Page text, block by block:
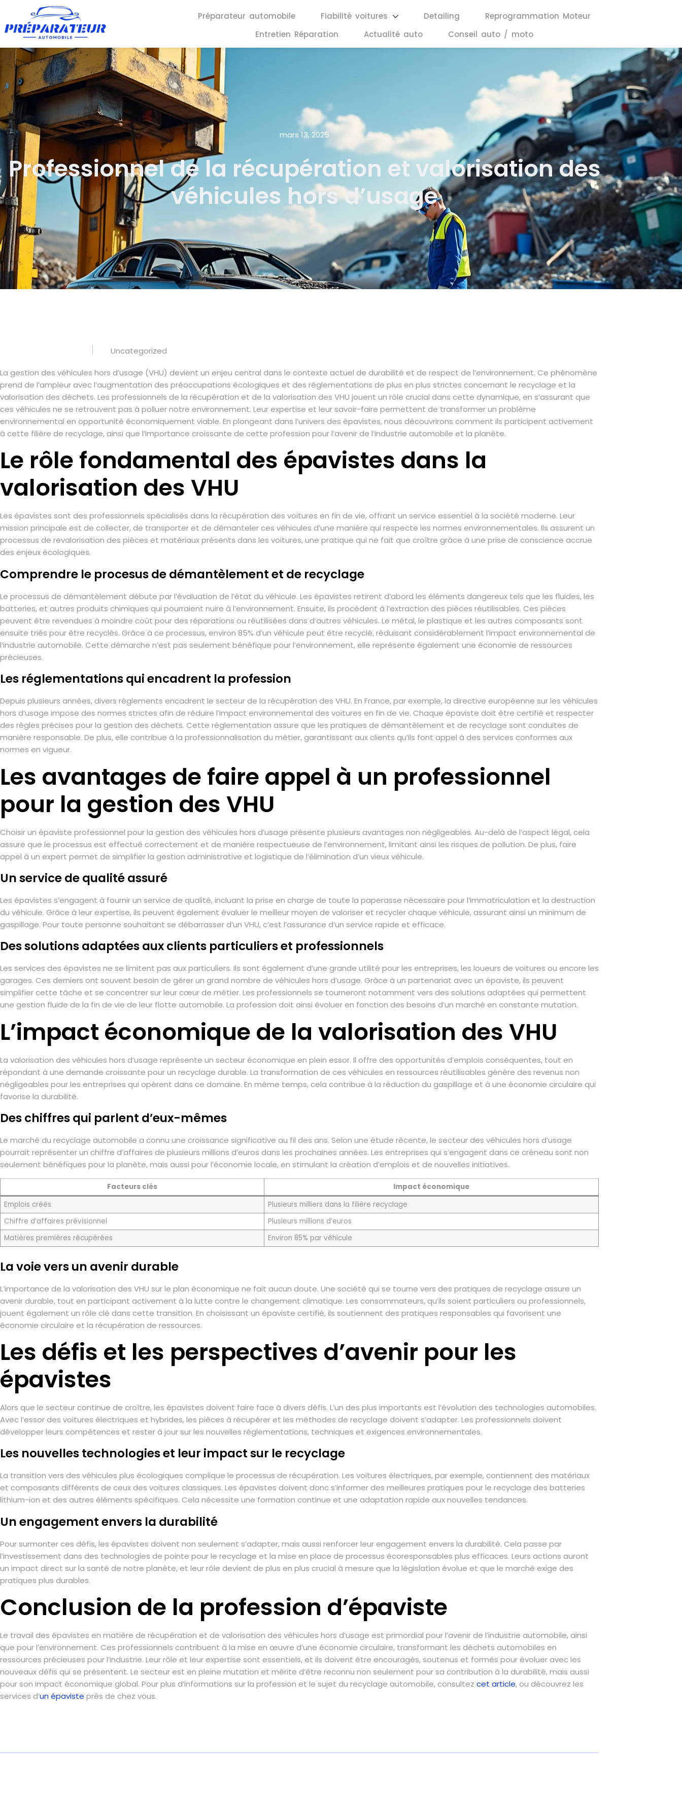
Préparateur automobile Fiabilité voitures Detailing
Reprogrammation Moteur
Entretien Réparation
Actualité auto Conseil auto / moto
mars 13, 2025
Professionnel de la récupération et valorisation des
véhicules hors d’usage
Uncategorized
La gestion des véhicules hors d’usage (VHU) devient un enjeu central dans le contexte actuel de durabilité et de respect de l’environnement. Ce phénomène
prend de l’ampleur avec l’augmentation des préoccupations écologiques et des réglementations de plus en plus strictes concernant le recyclage et la
valorisation des déchets. Les professionnels de la récupération et de la valorisation des VHU jouent un rôle crucial dans cette dynamique, en s’assurant que
ces véhicules ne se retrouvent pas à polluer notre environnement. Leur expertise et leur savoir-faire permettent de transformer un problème
environnemental en opportunité économiquement viable. En plongeant dans l’univers des épavistes, nous découvrirons comment ils participent activement
à cette filière de recyclage, ainsi que l’importance croissante de cette profession pour l’avenir de l’industrie automobile et la planète.
Le rôle fondamental des épavistes dans la
valorisation des VHU
Les épavistes sont des professionnels spécialisés dans la récupération des voitures en fin de vie, offrant un service essentiel à la société moderne. Leur
mission principale est de collecter, de transporter et de démanteler ces véhicules d’une manière qui respecte les normes environnementales. Ils assurent un
processus de revalorisation des pièces et matériaux présents dans les voitures, une pratique qui ne fait que croître grâce à une prise de conscience accrue
des enjeux écologiques.
Comprendre le procesus de démantèlement et de recyclage
Le processus de démantèlement débute par l’évaluation de l’état du véhicule. Les épavistes retirent d’abord les éléments dangereux tels que les fluides, les
batteries, et autres produits chimiques qui pourraient nuire à l’environnement. Ensuite, ils procèdent à l’extraction des pièces réutilisables. Ces pièces
peuvent être revendues à moindre coût pour des réparations ou réutilisées dans d’autres véhicules. Le métal, le plastique et les autres composants sont
ensuite triés pour être recyclés. Grâce à ce processus, environ 85% d’un véhicule peut être recyclé, réduisant considérablement l’impact environnemental de
l’industrie automobile. Cette démarche n’est pas seulement bénéfique pour l’environnement, elle représente également une économie de ressources
précieuses.
Les réglementations qui encadrent la profession
Depuis plusieurs années, divers règlements encadrent le secteur de la récupération des VHU. En France, par exemple, la directive européenne sur les véhicules
hors d’usage impose des normes strictes afin de réduire l’impact environnemental des voitures en fin de vie. Chaque épaviste doit être certifié et respecter
des règles précises pour la gestion des déchets. Cette réglementation assure que les pratiques de démantèlement et de recyclage sont conduites de
manière responsable. De plus, elle contribue à la professionnalisation du métier, garantissant aux clients qu’ils font appel à des services conformes aux
normes en vigueur.
Les avantages de faire appel à un professionnel
pour la gestion des VHU
Choisir un épaviste professionnel pour la gestion des véhicules hors d’usage présente plusieurs avantages non négligeables. Au-delà de l’aspect légal, cela
assure que le processus est effectué correctement et de manière respectueuse de l’environnement, limitant ainsi les risques de pollution. De plus, faire
appel à un expert permet de simplifier la gestion administrative et logistique de l’élimination d’un vieux véhicule.
Un service de qualité assuré
Les épavistes s’engagent à fournir un service de qualité, incluant la prise en charge de toute la paperasse nécessaire pour l’immatriculation et la destruction
du véhicule. Grâce à leur expertise, ils peuvent également évaluer le meilleur moyen de valoriser et recycler chaque véhicule, assurant ainsi un minimum de
gaspillage. Pour toute personne souhaitant se débarrasser d’un VHU, c’est l’assurance d’un service rapide et efficace.
Des solutions adaptées aux clients particuliers et professionnels
Les services des épavistes ne se limitent pas aux particuliers. Ils sont également d’une grande utilité pour les entreprises, les loueurs de voitures ou encore les
garages. Ces derniers ont souvent besoin de gérer un grand nombre de véhicules hors d’usage. Grâce à un partenariat avec un épaviste, ils peuvent
simplifier cette tâche et se concentrer sur leur cœur de métier. Les professionnels se tourneront notamment vers des solutions adaptées qui permettent
une gestion fluide de la fin de vie de leur flotte automobile. La profession doit ainsi évoluer en fonction des besoins d’un marché en constante mutation.
L’impact économique de la valorisation des VHU
La valorisation des véhicules hors d’usage représente un secteur économique en plein essor. Il offre des opportunités d’emplois conséquentes, tout en
répondant à une demande croissante pour un recyclage durable. La transformation de ces véhicules en ressources réutilisables génère des revenus non
négligeables pour les entreprises qui opèrent dans ce domaine. En même temps, cela contribue à la réduction du gaspillage et à une économie circulaire qui
favorise la durabilité.
Des chiffres qui parlent d’eux-mêmes
Le marché du recyclage automobile a connu une croissance significative au fil des ans. Selon une étude récente, le secteur des véhicules hors d’usage
pourrait représenter un chiffre d’affaires de plusieurs millions d’euros dans les prochaines années. Les entreprises qui s’engagent dans ce créneau sont non
seulement bénéfiques pour la planète, mais aussi pour l’économie locale, en stimulant la création d’emplois et de nouvelles initiatives.
Facteurs clés
Impact économique
Emplois créés
Plusieurs milliers dans la filière recyclage
Chiffre d’affaires prévisionnel
Plusieurs millions d’euros
Matières premières récupérées
Environ 85% par véhicule
La voie vers un avenir durable
L’importance de la valorisation des VHU sur le plan économique ne fait aucun doute. Une société qui se tourne vers des pratiques de recyclage assure un
avenir durable, tout en participant activement à la lutte contre le changement climatique. Les consommateurs, qu’ils soient particuliers ou professionnels,
jouent également un rôle clé dans cette transition. En choisissant un épaviste certifié, ils soutiennent des pratiques responsables qui favorisent une
économie circulaire et la récupération de ressources.
Les défis et les perspectives d’avenir pour les
épavistes
Alors que le secteur continue de croître, les épavistes doivent faire face à divers défis. L’un des plus importants est l’évolution des technologies automobiles.
Avec l’essor des voitures électriques et hybrides, les pièces à récupérer et les méthodes de recyclage doivent s’adapter. Les professionnels doivent
développer leurs compétences et rester à jour sur les nouvelles réglementations, techniques et exigences environnementales.
Les nouvelles technologies et leur impact sur le recyclage
La transition vers des véhicules plus écologiques complique le processus de récupération. Les voitures électriques, par exemple, contiennent des matériaux
et composants différents de ceux des voitures classiques. Les épavistes doivent donc s’informer des meilleures pratiques pour le recyclage des batteries
lithium-ion et des autres éléments spécifiques. Cela nécessite une formation continue et une adaptation rapide aux nouvelles tendances.
Un engagement envers la durabilité
Pour surmonter ces défis, les épavistes doivent non seulement s’adapter, mais aussi renforcer leur engagement envers la durabilité. Cela passe par
l’investissement dans des technologies de pointe pour le recyclage et la mise en place de processus écoresponsables plus efficaces. Leurs actions auront
un impact direct sur la santé de notre planète, et leur rôle devient de plus en plus crucial à mesure que la législation évolue et que le marché exige des
pratiques plus durables.
Conclusion de la profession d’épaviste
Le travail des épavistes en matière de récupération et de valorisation des véhicules hors d’usage est primordial pour l’avenir de l’industrie automobile, ainsi
que pour l’environnement. Ces professionnels contribuent à la mise en œuvre d’une économie circulaire, transformant les déchets automobiles en
ressources précieuses pour l’industrie. Leur rôle et leur expertise sont essentiels, et ils doivent être encouragés, soutenus et formés pour évoluer avec les
nouveaux défis qui se présentent. Le secteur est en pleine mutation et mérite d’être reconnu non seulement pour sa contribution à la durabilité, mais aussi
pour son impact économique global. Pour plus d’informations sur la profession et le sujet du recyclage automobile, consultez cet article, ou découvrez les
services d’un épaviste près de chez vous.